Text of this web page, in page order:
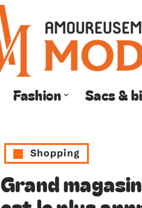
Fashion Sacs &
Shopping
Grand